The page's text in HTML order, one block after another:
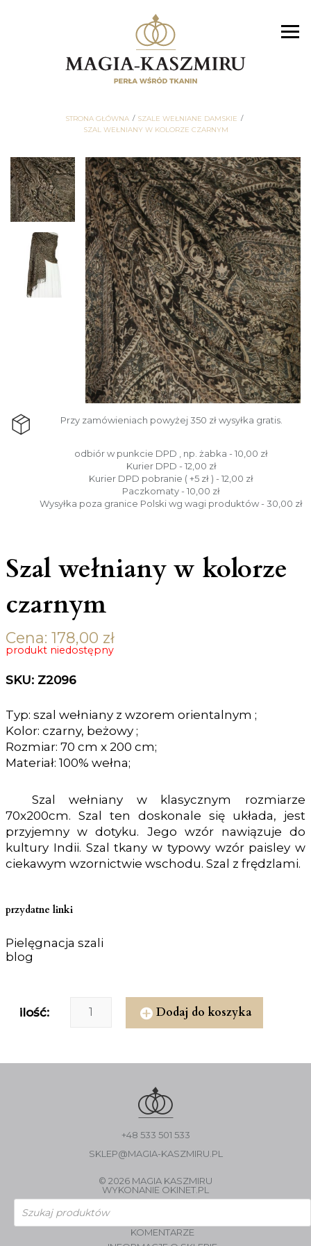
STRONA GŁÓWNA
SZALE WEŁNIANE DAMSKIE
SZAL WEŁNIANY W KOLORZE CZARNYM
Przy zamówieniach powyżej 350 zł wysyłka gratis.
odbiór w punkcie DPD , np. żabka - 10,00 zł
Kurier DPD - 12,00 zł
Kurier DPD pobranie ( +5 zł ) - 12,00 zł
Paczkomaty - 10,00 zł
Wysyłka poza granice Polski wg wagi produktów - 30,00 zł
Szal wełniany w kolorze
czarnym
Cena: 178,00 zł
produkt niedostępny
SKU: Z2096
Typ: szal wełniany z wzorem orientalnym ;
Kolor: czarny, beżowy ;
Rozmiar: 70 cm x 200 cm;
Materiał: 100% wełna;
Szal wełniany w klasycznym rozmiarze
70x200cm. Szal ten doskonale się układa, jest
przyjemny w dotyku. Jego wzór nawiązuje do
kultury Indii. Szal tkany w typowy wzór paisley w
ciekawym wzornictwie wschodu. Szal z frędzlami.
przydatne linki
Pielęgnacja szali
blog
ilość: Dodaj do koszyka
+48 533 501 533
SKLEP@MAGIA-KASZMIRU.PL
© 2026 MAGIA KASZMIRU
WYKONANIE OKINET.PL
Wyszukiwarka
produktów
KOMENTARZE